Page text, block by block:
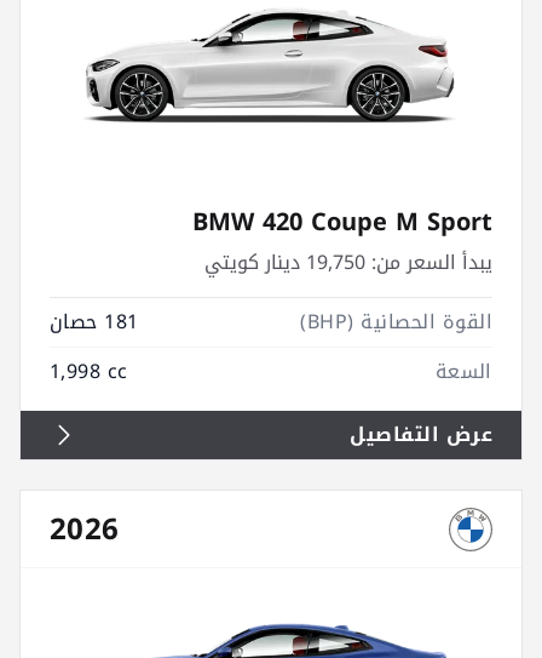
BMW 420 Coupe M Sport
يبدأ السعر من:
القوة الحصانية (BHP)
181 حصان
السعة
1,998 cc
عرض التفاصيل
2026